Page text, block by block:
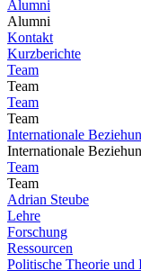
Alumni
Alumni
Kontakt
Kurzberichte
Team
Team
Team
Team
Internationale
Internationale
Team
Team
Adrian Steube
Lehre
Forschung
Ressourcen
Politische Theorie und